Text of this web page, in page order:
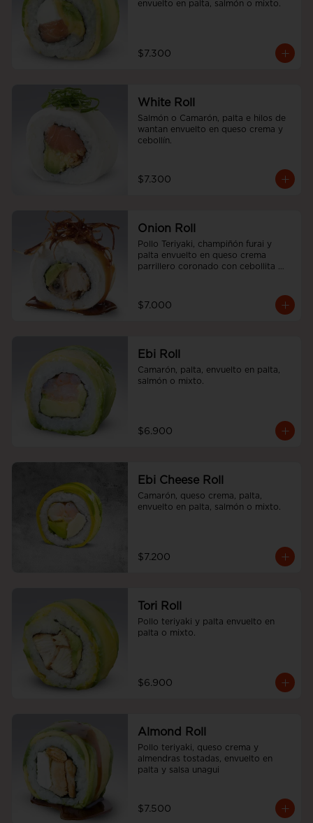
envuelto en palta, salmón o mixto.
$7.300
White Roll
Salmón o Camarón, palta e hilos de
wantan envuelto en queso crema y
cebollín.
$7.300
Onion Roll
Pollo Teriyaki, champiñón furai y
palta envuelto en queso crema
parrillero coronado con cebollita
$7.000
Ebi Roll
Camarón, palta, envuelto en palta,
salmón o mixto.
$6.900
Ebi Cheese Roll
Camarón, queso crema, palta,
envuelto en palta, salmón o mixto.
$7.200
Tori Roll
Pollo teriyaki y palta envuelto en
palta o mixto.
$6.900
Almond Roll
Pollo teriyaki, queso crema y
almendras tostadas, envuelto en
palta y salsa unagui
$7.500